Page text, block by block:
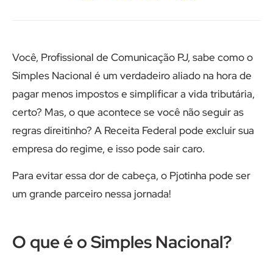
Você, Profissional de Comunicação PJ, sabe como o
Simples Nacional é um verdadeiro aliado na hora de
pagar menos impostos e simplificar a vida tributária,
certo? Mas, o que acontece se você não seguir as
regras direitinho? A Receita Federal pode excluir sua
empresa do regime, e isso pode sair caro.
Para evitar essa dor de cabeça, o Pjotinha pode ser
um grande parceiro nessa jornada!
O que é o Simples Nacional?